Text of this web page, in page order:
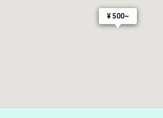
¥ 500~